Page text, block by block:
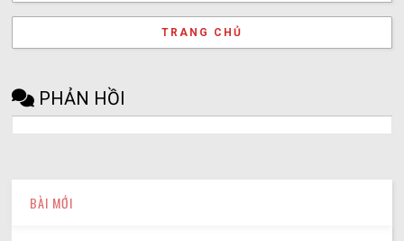
TRANG CHỦ
PHẢN HỒI
BÀI MỚI